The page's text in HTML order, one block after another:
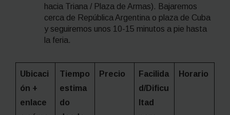
hacia Triana / Plaza de Armas). Bajaremos
cerca de República Argentina o plaza de Cuba
y seguiremos unos 10-15 minutos a pie hasta
la feria.
Ubicaci
ón +
enlace
Tiempo
estima
do
Precio
Facilida
d/Dificu
ltad
Horario